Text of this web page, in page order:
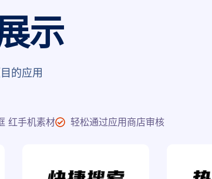
示
的应用
红手机素材 轻松通过应用商店审核